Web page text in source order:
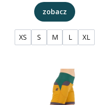
zobacz
XS S M L XL